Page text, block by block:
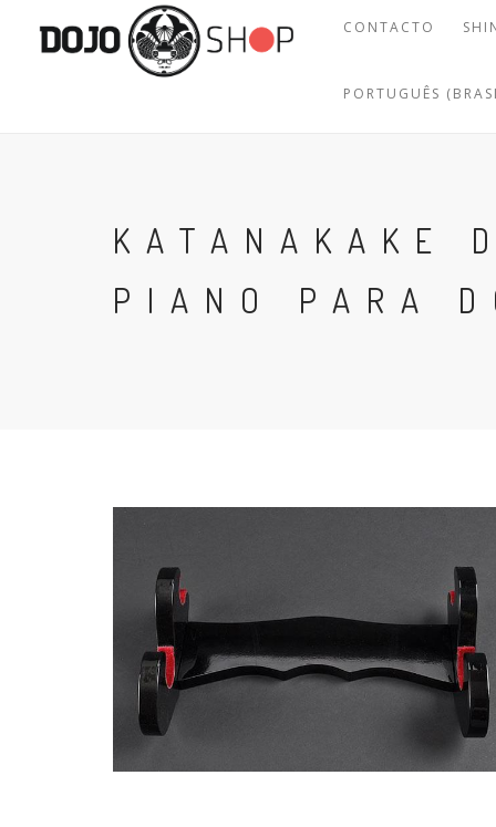
CONTACTO
PORTUGUÊS
KATANAKAKE
PIANO PARA